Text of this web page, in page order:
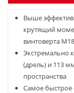
Выше
крутящий
винтоверта
Экстремально
(дрель) и 113
пространства
Самое быстрое